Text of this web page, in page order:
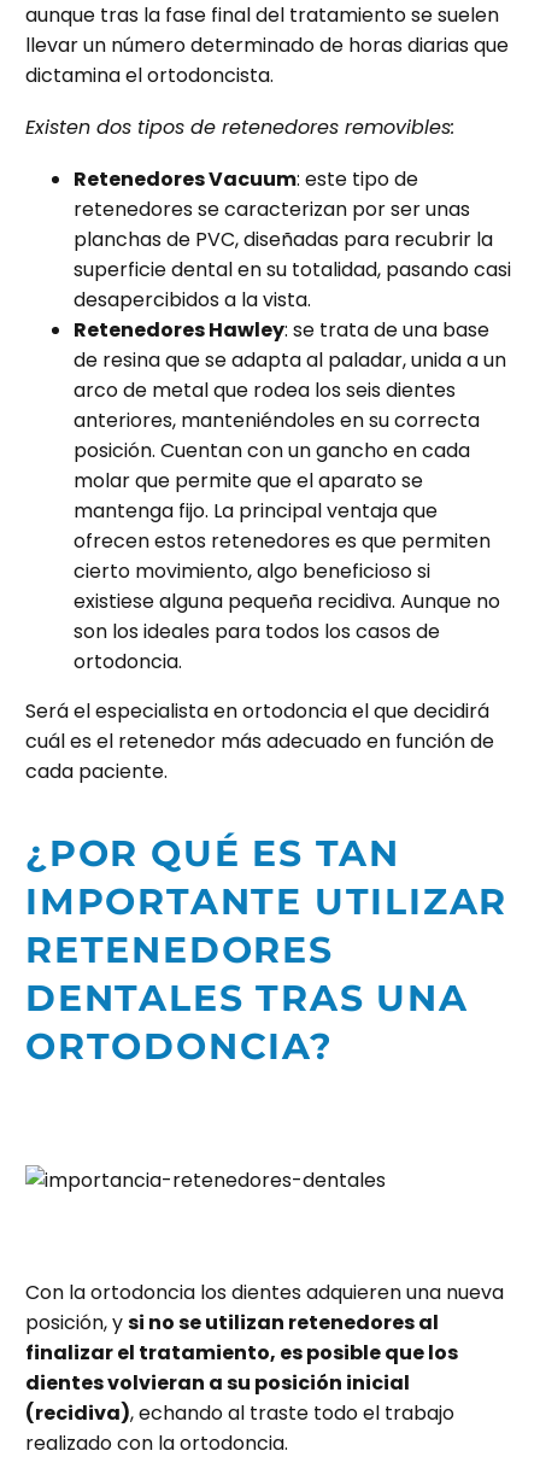
aunque tras la fase final del tratamiento se suelen
llevar un número determinado de horas diarias que
dictamina el ortodoncista.
Existen dos tipos de retenedores removibles:
Retenedores Vacuum: este tipo de
retenedores se caracterizan por ser unas
planchas de PVC, diseñadas para recubrir la
superficie dental en su totalidad, pasando casi
desapercibidos a la vista.
Retenedores Hawley: se trata de una base
de resina que se adapta al paladar, unida a un
arco de metal que rodea los seis dientes
anteriores, manteniéndoles en su correcta
posición. Cuentan con un gancho en cada
molar que permite que el aparato se
mantenga fijo. La principal ventaja que
ofrecen estos retenedores es que permiten
cierto movimiento, algo beneficioso si
existiese alguna pequeña recidiva. Aunque no
son los ideales para todos los casos de
ortodoncia.
Será el especialista en ortodoncia el que decidirá
cuál es el retenedor más adecuado en función de
cada paciente.
¿POR QUÉ ES TAN
IMPORTANTE UTILIZAR
RETENEDORES
DENTALES TRAS UNA
ORTODONCIA?
Con la ortodoncia los dientes adquieren una nueva
posición, ysi no se utilizan retenedores al
finalizar el tratamiento, es posible que los
dientes volvieran a su posición inicial
(recidiva), echando al traste todo el trabajo
realizado con la ortodoncia.